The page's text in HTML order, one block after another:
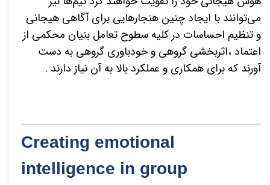
می‌توانند با ایجاد چنین هنجارهایی برای آگاهی هیجانی
و تنظیم احساسات در کلیه سطوح تعامل بنیان محکمی از
اعتماد ،اثربخشی گروهی و خودباوری گروهی به دست
آورند که برای همکاری و عملکرد بالا به آن نیاز دارند .
Creating emotional
intelligence in group